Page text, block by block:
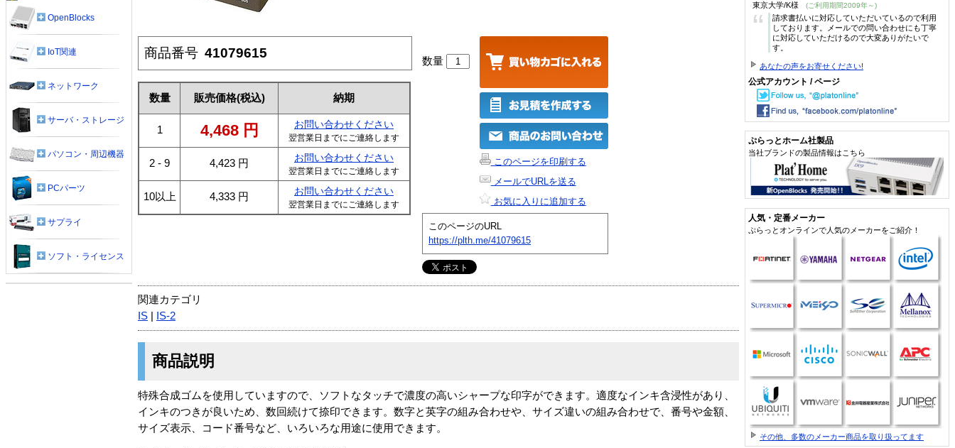
商品番号 41079615
数量 販売価格(税込) 納期
1 4,468 円 お問い合わせください
翌営業日までにご連絡します
2 - 9 4,423 円 お問い合わせください
翌営業日までにご連絡します
10以上 4,333 円 お問い合わせください
翌営業日までにご連絡します
数量
このページを印刷する
メールでURLを送る
お気に入りに追加する
このページのURL
https://plth.me/41079615
関連カテゴリ
IS
IS-2
商品説明
特殊合成ゴムを使用していますので、ソフトなタッチで濃度の高いシャープな印字ができます。適度なインキ含浸性があり、
インキのつきが良いため、数回続けて捺印できます。数字と英字の組み合わせや、サイズ違いの組み合わせで、番号や金額、
サイズ表示、コード番号など、いろいろな用途に使用できます。
OpenBlocks
IoT関連
ネットワーク
サーバ・ストレージ
パソコン・周辺機器
PCパーツ
サプライ
ソフト・ライセンス
東京大学/K様 (ご利用期間2009年～)
“
請求書払いに対応していただいているので利用
しております。メールでの問い合わせにも丁寧
に対応していただけるので大変ありがたいで
す。
あなたの声をお寄せください!
公式アカウント / ページ
ぷらっとホーム社製品
当社ブランドの製品情報はこちら
人気・定番メーカー
ぷらっとオンラインで人気のメーカーをご紹介！
その他、多数のメーカー商品を取り扱ってます